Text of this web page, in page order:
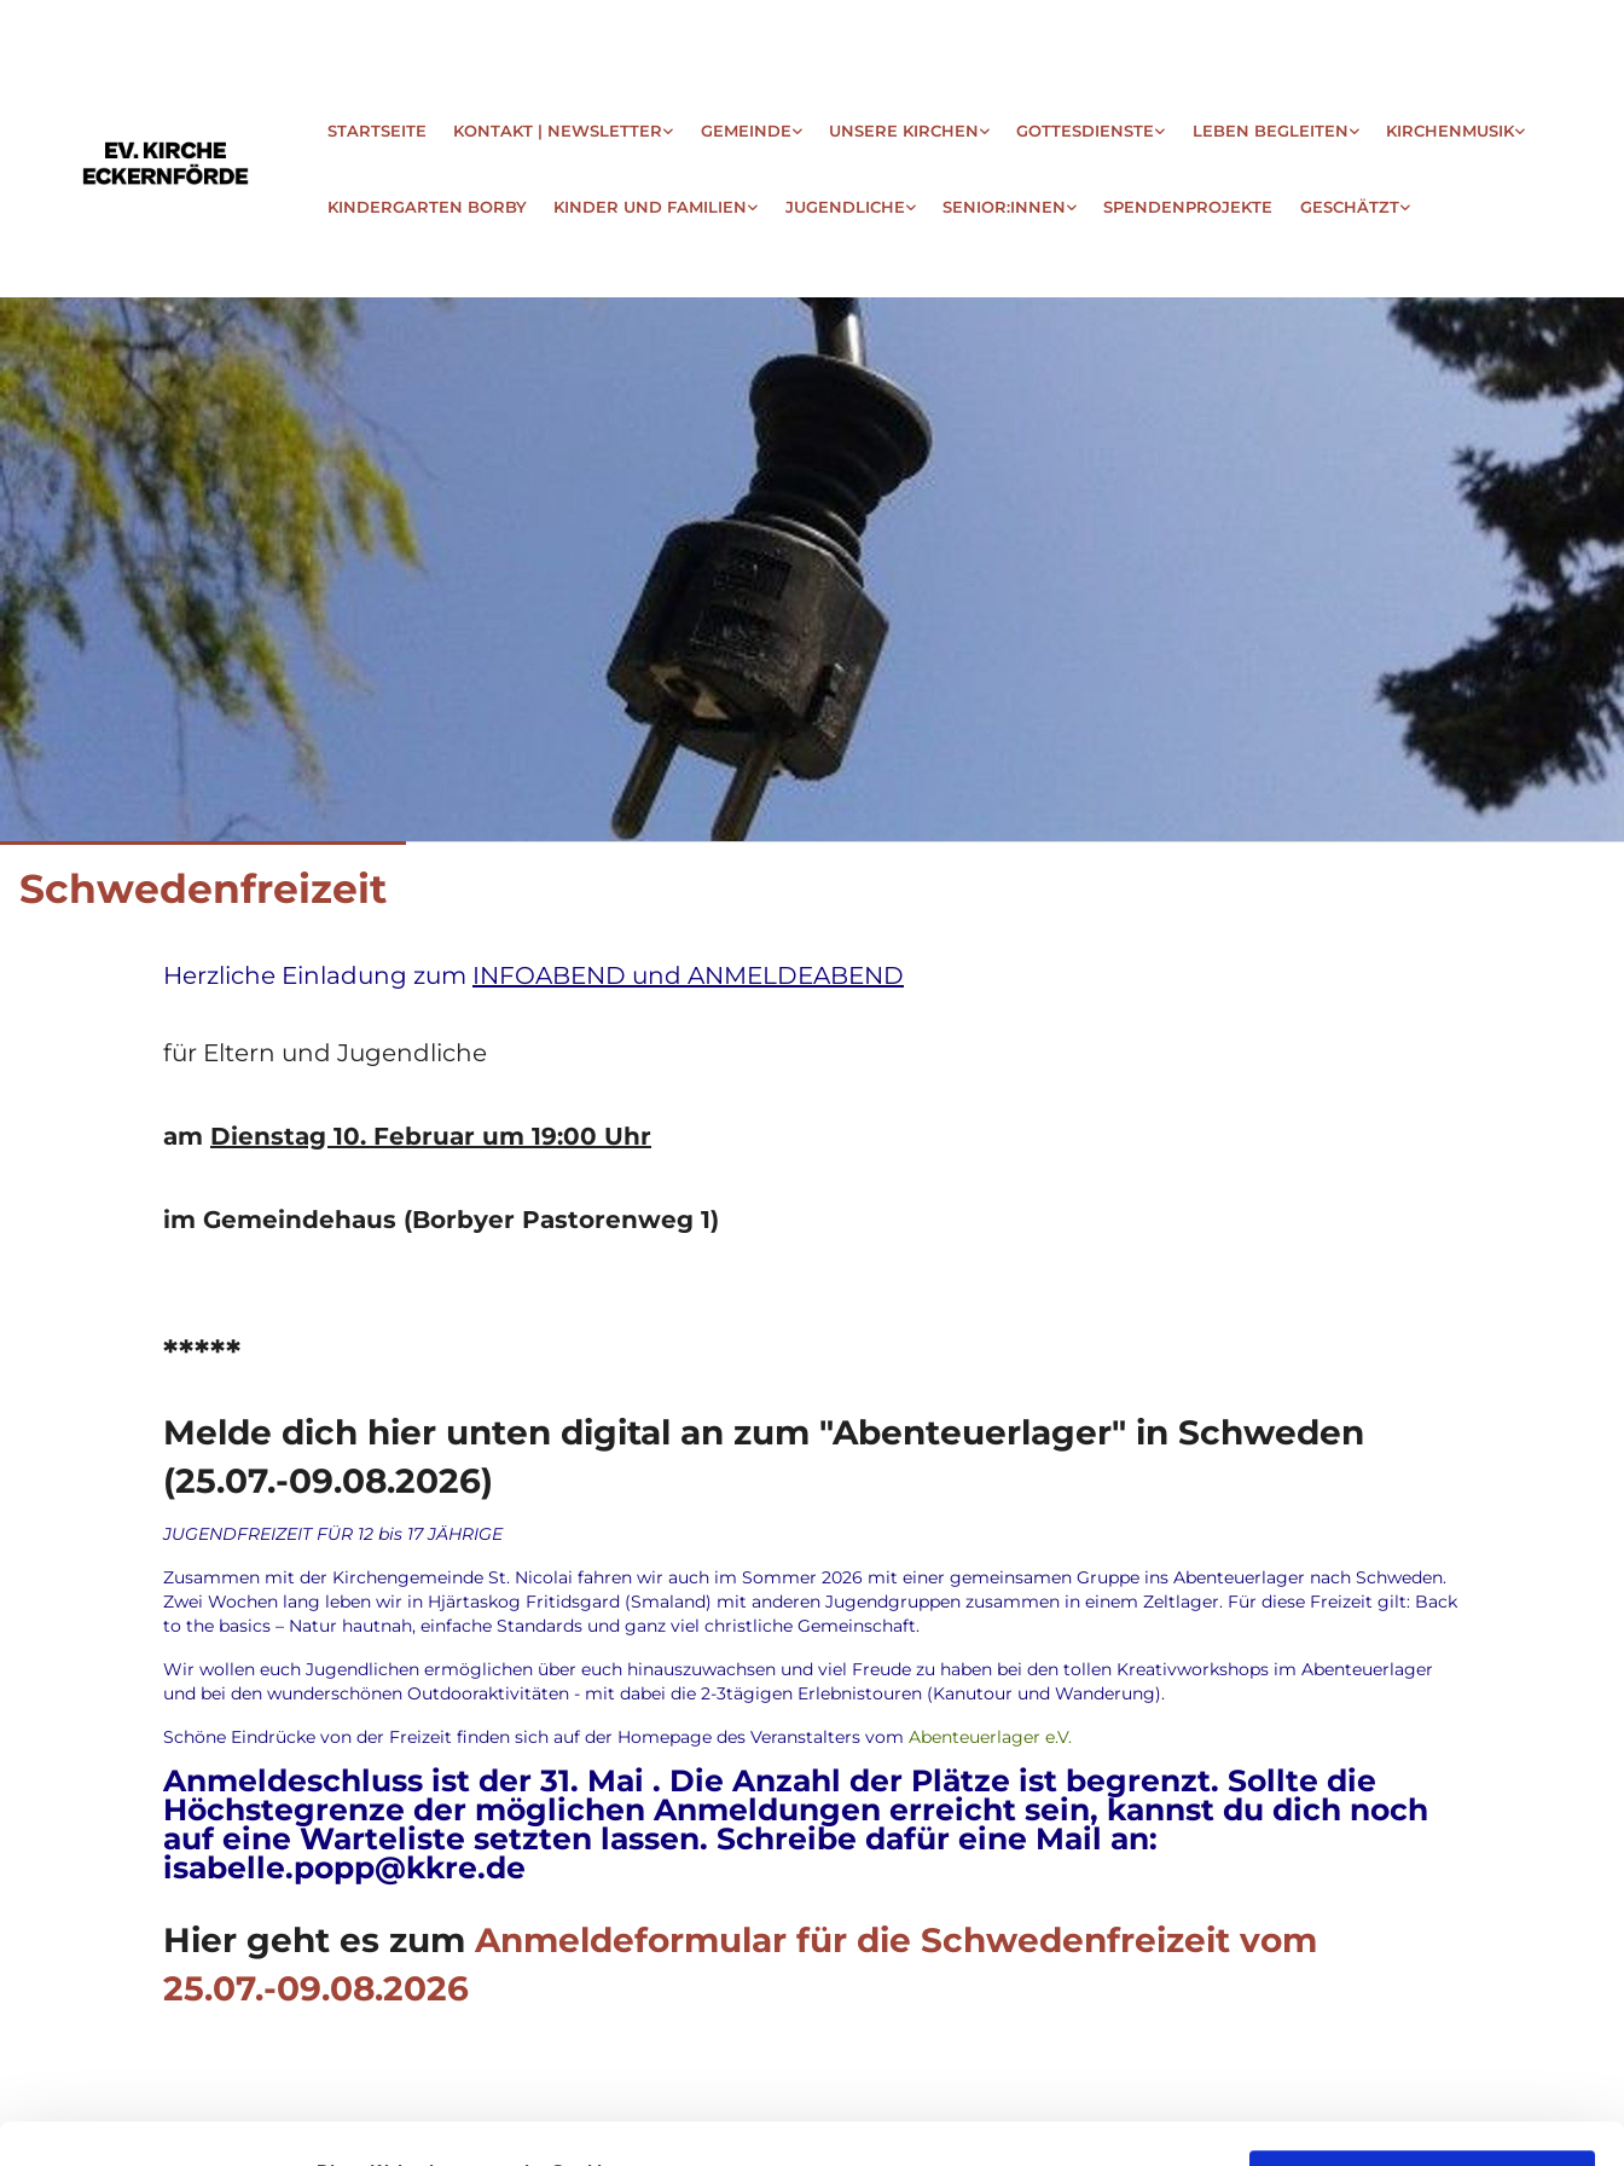
STARTSEITE KONTAKT | NEWSLETTER GEMEINDE UNSERE KIRCHEN GOTTESDIENSTE LEBEN BEGLEITEN KIRCHENMUSIK
KINDERGARTEN BORBY KINDER UND FAMILIEN JUGENDLICHE SENIOR:INNEN SPENDENPROJEKTE GESCHÄTZT
Schwedenfreizeit
Herzliche Einladung zum INFOABEND und ANMELDEABEND
für Eltern und Jugendliche
am Dienstag 10. Februar um 19:00 Uhr
im Gemeindehaus (Borbyer Pastorenweg 1)
*****
Melde dich hier unten digital an zum "Abenteuerlager" in Schweden
(25.07.-09.08.2026)
JUGENDFREIZEIT FÜR 12 bis 17 JÄHRIGE
Zusammen mit der Kirchengemeinde St. Nicolai fahren wir auch im Sommer 2026 mit einer gemeinsamen Gruppe ins Abenteuerlager nach Schweden.
Zwei Wochen lang leben wir in Hjärtaskog Fritidsgard (Smaland) mit anderen Jugendgruppen zusammen in einem Zeltlager. Für diese Freizeit gilt: Back
to the basics – Natur hautnah, einfache Standards und ganz viel christliche Gemeinschaft.
Wir wollen euch Jugendlichen ermöglichen über euch hinauszuwachsen und viel Freude zu haben bei den tollen Kreativworkshops im Abenteuerlager
und bei den wunderschönen Outdooraktivitäten - mit dabei die 2-3tägigen Erlebnistouren (Kanutour und Wanderung).
Schöne Eindrücke von der Freizeit finden sich auf der Homepage des Veranstalters vom Abenteuerlager e.V.
Anmeldeschluss ist der 31. Mai . Die Anzahl der Plätze ist begrenzt. Sollte die
Höchstegrenze der möglichen Anmeldungen erreicht sein, kannst du dich noch
auf eine Warteliste setzten lassen. Schreibe dafür eine Mail an:
isabelle.popp@kkre.de
Hier geht es zum Anmeldeformular für die Schwedenfreizeit vom
25.07.-09.08.2026